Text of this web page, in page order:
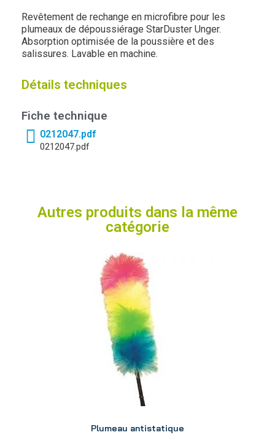
Revêtement de rechange en microfibre pour les
plumeaux de dépoussiérage StarDuster Unger.
Absorption optimisée de la poussière et des
salissures. Lavable en machine.
Détails techniques
Fiche technique
0212047.pdf
0212047.pdf
Autres produits dans la même
catégorie
Plumeau antistatique